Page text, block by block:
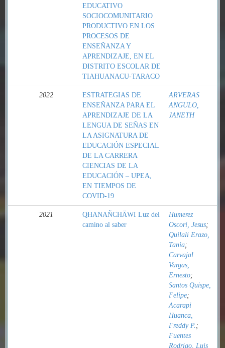
EDUCATIVO
SOCIOCOMUNITARIO
PRODUCTIVO EN LOS
PROCESOS DE
ENSEÑANZA Y
APRENDIZAJE, EN EL
DISTRITO ESCOLAR DE
TIAHUANACU-TARACO
2022
ESTRATEGIAS DE
ENSEÑANZA PARA EL
APRENDIZAJE DE LA
LENGUA DE SEÑAS EN
LA ASIGNATURA DE
EDUCACIÓN ESPECIAL
DE LA CARRERA
CIENCIAS DE LA
EDUCACIÓN – UPEA,
EN TIEMPOS DE
COVID-19
ARVERAS
ANGULO,
JANETH
2021
QHANAÑCHÄWI Luz del
camino al saber
Humerez
Oscori, Jesus;
Quilali Erazo,
Tania;
Carvajal
Vargas,
Ernesto;
Santos Quispe,
Felipe;
Acarapi
Huanca,
Freddy P. ;
Fuentes
Rodrigo, Luis